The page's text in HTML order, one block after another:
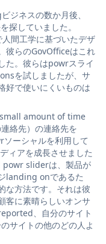
ジネスの数か月後、
探していました。
間工学に基づいたデザ
彼らのGovOfficeはこれ
た。彼らはpowrスライ
を試しましたが、サ
好で使いにくいものは
small amount of time
絡先）の連絡先を
ーシャルを利用して
ィアを成長させました
powr sliderは、製品が
landing onであるた
な方法です。それは彼
客に素晴らしいオンサ
、自分のサイト
サイトの他のどの人よ